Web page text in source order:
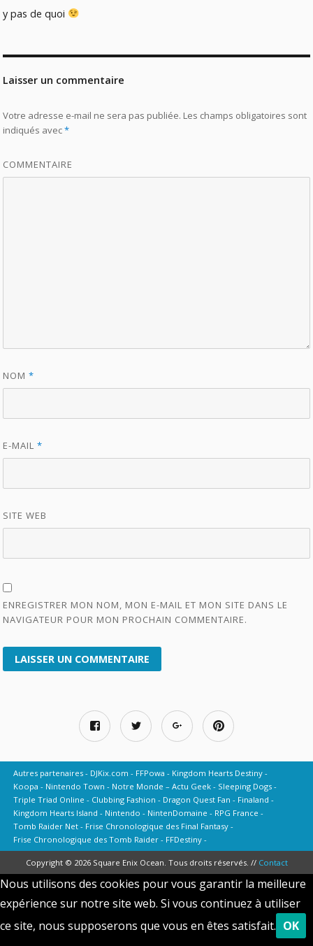
y pas de quoi
Laisser un commentaire
Votre adresse e-mail ne sera pas publiée. Les champs obligatoires sont
indiqués avec*
COMMENTAIRE
NOM*
E-MAIL*
SITE WEB
ENREGISTRER MON NOM, MON E-MAIL ET MON SITE DANS LE
NAVIGATEUR POUR MON PROCHAIN COMMENTAIRE.
Autres partenaires DJKix.com FFPowa
Kingdom Hearts Destiny
Koopa
Nintendo Town Notre Monde – Actu Geek
Sleeping Dogs
Triple Triad Online
Clubbing Fashion Dragon Quest Fan
Finaland
Kingdom Hearts Island
Nintendo NintenDomaine
RPG France
Tomb Raider Net
Frise Chronologique des Final Fantasy
Frise Chronologique des Tomb Raider
FFDestiny
Copyright © 2026 Square Enix Ocean. Tous droits réservés. // Contact
Nous utilisons des cookies pour vous garantir la meilleure
expérience sur notre site web. Si vous continuez à utiliser
ce site, nous supposerons que vous en êtes satisfait. OK